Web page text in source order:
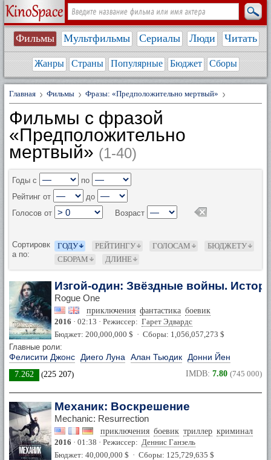
Фильмы Мультфильмы Сериалы Люди Читать
Жанры Страны Популярные Бюджет Сборы
Главная Фильмы Фразы: «Предположительно мертвый»
Фильмы с фразой
«Предположительно
мертвый» (1-40)
Годы с
по
Рейтинг от
до
Голосов от
Возраст
Сортировк
а по:
ГОДУ РЕЙТИНГУ ГОЛОСАМ
БЮДЖЕТУ
СБОРАМ
ДЛИНЕ
Изгой-один: Звёздные войны.
Rogue One
приключения фантастика боевик
2016 · 02:13 · Режиссер: Гарет Эдвардс
Бюджет: 200,000,000 $ · Сборы: 1,056,057,273 $
Главные роли:
Фелисити Джонс Диего Луна Алан Тьюдик Донни Йен
7.262 (225 207) IMDB: 7.80 (745 000)
Механик: Воскрешение
Mechanic: Resurrection
приключения боевик триллер криминал
2016 · 01:38 · Режиссер: Деннис Ганзель
Бюджет: 40,000,000 $ · Сборы: 125,729,635 $